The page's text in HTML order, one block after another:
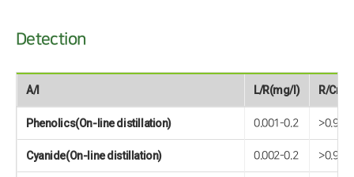
Detection
A/I L/R(mg/l) R/Cr
Phenolics(On-line distillation) 0.001-0.2 >0.999
Cyanide(On-line distillation) 0.002-0.2 >0.999